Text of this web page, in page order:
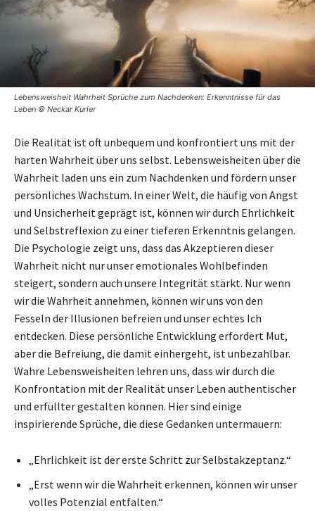
Lebensweisheit Wahrheit Sprüche zum Nachdenken: Erkenntnisse für das
Leben © Neckar Kurier
Die Realität ist oft unbequem und konfrontiert uns mit der
harten Wahrheit über uns selbst. Lebensweisheiten über die
Wahrheit laden uns ein zum Nachdenken und fördern unser
persönliches Wachstum. In einer Welt, die häufig von Angst
und Unsicherheit geprägt ist, können wir durch Ehrlichkeit
und Selbstreflexion zu einer tieferen Erkenntnis gelangen.
Die Psychologie zeigt uns, dass das Akzeptieren dieser
Wahrheit nicht nur unser emotionales Wohlbefinden
steigert, sondern auch unsere Integrität stärkt. Nur wenn
wir die Wahrheit annehmen, können wir uns von den
Fesseln der Illusionen befreien und unser echtes Ich
entdecken. Diese persönliche Entwicklung erfordert Mut,
aber die Befreiung, die damit einhergeht, ist unbezahlbar.
Wahre Lebensweisheiten lehren uns, dass wir durch die
Konfrontation mit der Realität unser Leben authentischer
und erfüllter gestalten können. Hier sind einige
inspirierende Sprüche, die diese Gedanken untermauern:
„Ehrlichkeit ist der erste Schritt zur Selbstakzeptanz.“
„Erst wenn wir die Wahrheit erkennen, können wir unser
volles Potenzial entfalten.“